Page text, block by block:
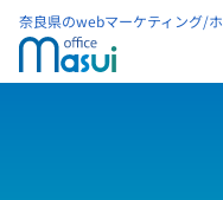
奈良県のwebマーケティング/